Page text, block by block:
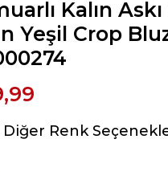
Kalın
Yeşil Crop
Diğer Renk